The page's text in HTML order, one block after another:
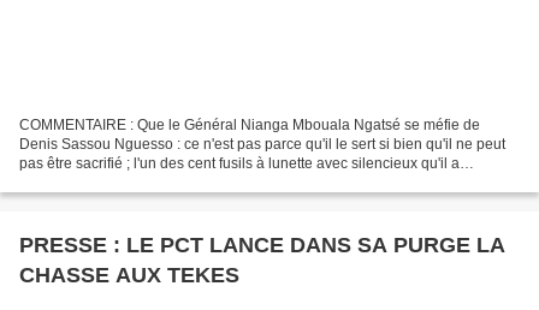
COMMENTAIRE : Que le Général Nianga Mbouala Ngatsé se méfie de
Denis Sassou Nguesso : ce n'est pas parce qu'il le sert si bien qu'il ne peut
pas être sacrifié ; l'un des cent fusils à lunette avec silencieux qu'il a
PRESSE : LE PCT LANCE DANS SA PURGE LA
CHASSE AUX TEKES